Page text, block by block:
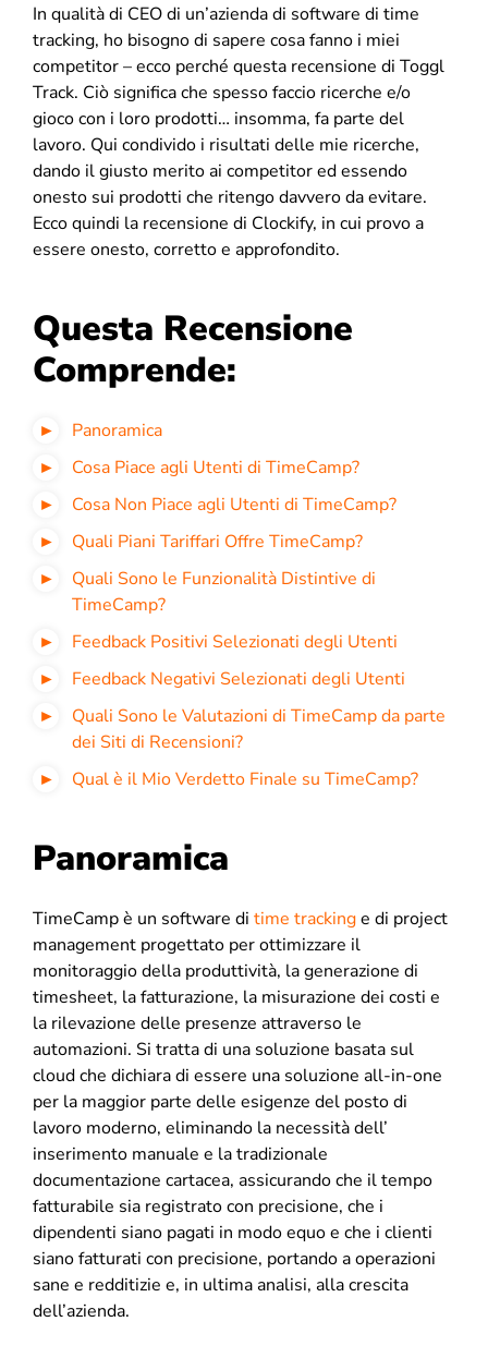
In qualità di CEO di un’azienda di software di time
tracking, ho bisogno di sapere cosa fanno i miei
competitor – ecco perché questa recensione di Toggl
Track. Ciò significa che spesso faccio ricerche e/o
gioco con i loro prodotti… insomma, fa parte del
lavoro. Qui condivido i risultati delle mie ricerche,
dando il giusto merito ai competitor ed essendo
onesto sui prodotti che ritengo davvero da evitare.
Ecco quindi la recensione di Clockify, in cui provo a
essere onesto, corretto e approfondito.
Questa Recensione
Comprende:
Panoramica
Cosa Piace agli Utenti di TimeCamp?
Cosa Non Piace agli Utenti di TimeCamp?
Quali Piani Tariffari Offre TimeCamp?
Quali Sono le Funzionalità Distintive di
TimeCamp?
Feedback Positivi Selezionati degli Utenti
Feedback Negativi Selezionati degli Utenti
Quali Sono le Valutazioni di TimeCamp da parte
dei Siti di Recensioni?
Qual è il Mio Verdetto Finale su TimeCamp?
Panoramica
TimeCamp è un software di time trackinge di project
management progettato per ottimizzare il
monitoraggio della produttività, la generazione di
timesheet, la fatturazione, la misurazione dei costi e
la rilevazione delle presenze attraverso le
automazioni. Si tratta di una soluzione basata sul
cloud che dichiara di essere una soluzione all-in-one
per la maggior parte delle esigenze del posto di
lavoro moderno, eliminando la necessità dell’
inserimento manuale e la tradizionale
documentazione cartacea, assicurando che il tempo
fatturabile sia registrato con precisione, che i
dipendenti siano pagati in modo equo e che i clienti
siano fatturati con precisione, portando a operazioni
sane e redditizie e, in ultima analisi, alla crescita
dell’azienda.